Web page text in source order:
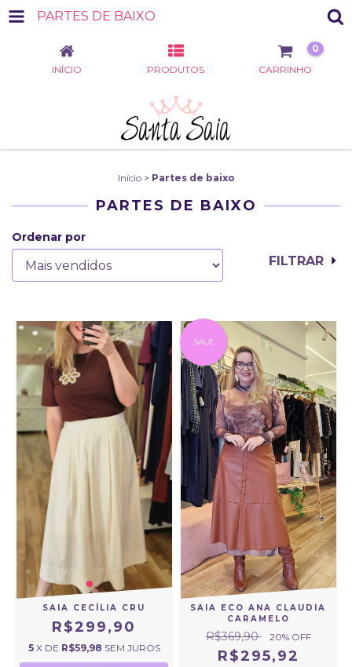
PARTES DE BAIXO
INÍCIO PRODUTOS CARRINHO
0
Início > Partes de baixo
PARTES DE BAIXO
Ordenar por
FILTRAR
SAIA CECÍLIA CRU
R$299,90
5 X DE R$59,98 SEM JUROS
SALE
SAIA ECO ANA CLAUDIA
CARAMELO
R$369,90 20% OFF
R$295,92